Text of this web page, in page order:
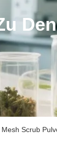
Scrub